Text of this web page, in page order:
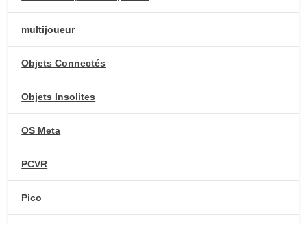
multijoueur
Objets Connectés
Objets Insolites
OS Meta
PCVR
Pico